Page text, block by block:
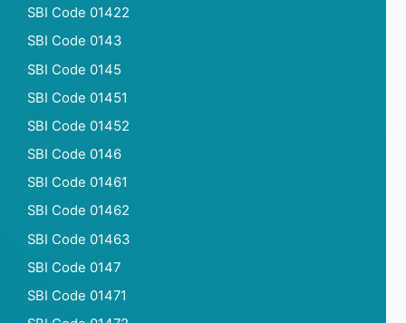
SBI Code 01422
SBI Code 0143
SBI Code 0145
SBI Code 01451
SBI Code 01452
SBI Code 0146
SBI Code 01461
SBI Code 01462
SBI Code 01463
SBI Code 0147
SBI Code 01471